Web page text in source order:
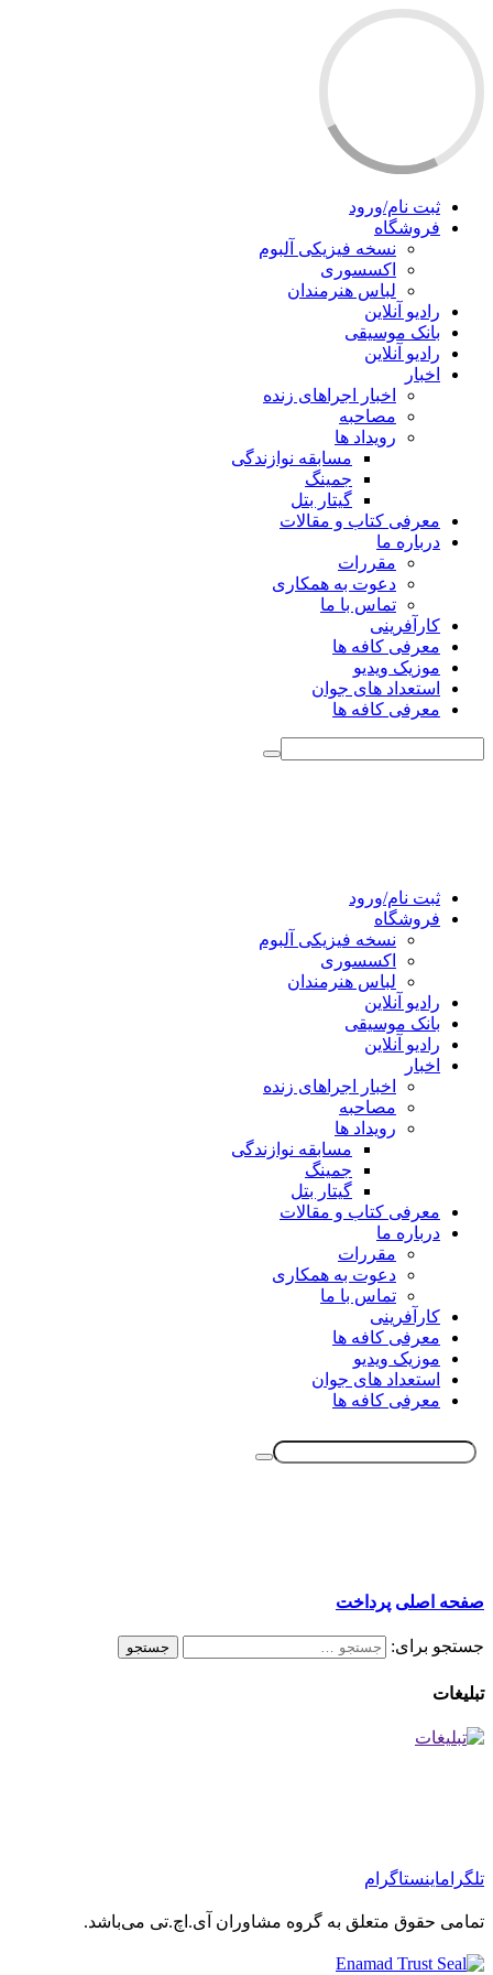
ثبت نام/ورود
فروشگاه
نسخه فیزیکی آلبوم
اکسسوری
لباس هنرمندان
رادیو آنلاین
بانک موسیقی
رادیو آنلاین
اخبار
اخبار اجراهای زنده
مصاحبه
رویداد ها
مسابقه نوازندگی
جمینگ
گیتار بتل
معرفی کتاب و مقالات
درباره ما
مقررات
دعوت به همکاری
تماس با ما
کارآفرینی
معرفی کافه ها
موزیک ویدیو
استعداد های جوان
معرفی کافه ها
ثبت نام/ورود
فروشگاه
نسخه فیزیکی آلبوم
اکسسوری
لباس هنرمندان
رادیو آنلاین
بانک موسیقی
رادیو آنلاین
اخبار
اخبار اجراهای زنده
مصاحبه
رویداد ها
مسابقه نوازندگی
جمینگ
گیتار بتل
معرفی کتاب و مقالات
درباره ما
مقررات
دعوت به همکاری
تماس با ما
کارآفرینی
معرفی کافه ها
موزیک ویدیو
استعداد های جوان
معرفی کافه ها
صفحه اصلی پرداخت
جستجو برای:
تبلیغات
تلگراماینستاگرام
تمامی حقوق متعلق به گروه مشاوران آی.اچ.تی می‌باشد.